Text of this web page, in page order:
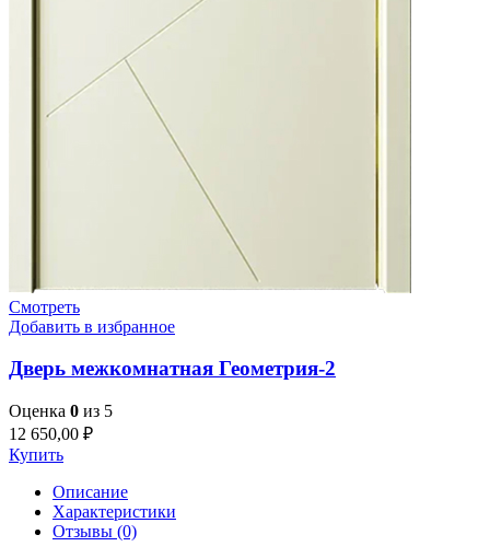
Смотреть
Добавить в избранное
Дверь межкомнатная Геометрия-2
Оценка 0 из 5
12 650,00 ₽
Купить
Описание
Характеристики
Отзывы (0)